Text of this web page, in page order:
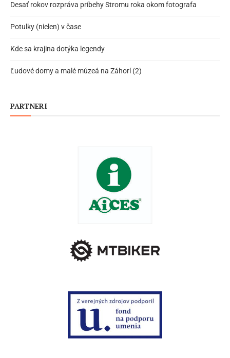
Desať rokov rozpráva príbehy Stromu roka okom fotografa
Potulky (nielen) v čase
Kde sa krajina dotýka legendy
Ľudové domy a malé múzeá na Záhorí (2)
PARTNERI